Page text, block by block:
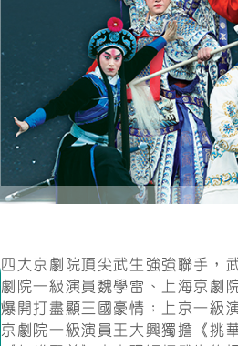
四大京劇院頂尖武生強強聯手，
劇院一級演員魏學雷、上海京劇
爆開打盡顯三國豪情；上京一級
京劇院一級演員王大興獨擔《挑